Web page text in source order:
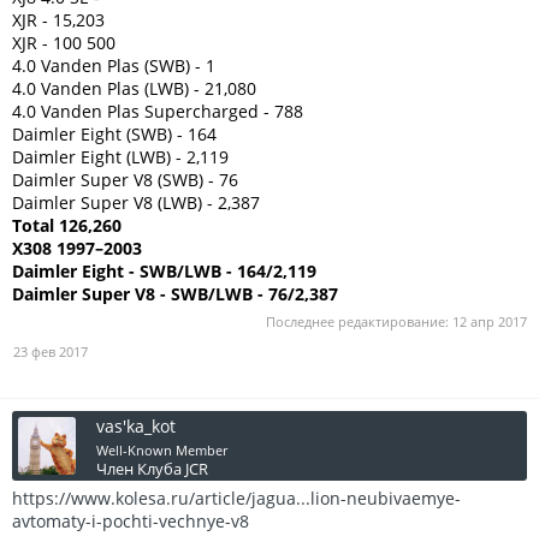
XJR - 15,203
XJR - 100 500
4.0 Vanden Plas (SWB) - 1
4.0 Vanden Plas (LWB) - 21,080
4.0 Vanden Plas Supercharged - 788
Daimler Eight (SWB) - 164
Daimler Eight (LWB) - 2,119
Daimler Super V8 (SWB) - 76
Daimler Super V8 (LWB) - 2,387
Total 126,260
X308 1997–2003
Daimler Eight - SWB/LWB - 164/2,119
Daimler Super V8 - SWB/LWB - 76/2,387
Последнее редактирование: 12 апр 2017
23 фев 2017
vas'ka_kot
Well-Known Member
Член Клуба JCR
https://www.kolesa.ru/article/jagua...lion-neubivaemye-
avtomaty-i-pochti-vechnye-v8